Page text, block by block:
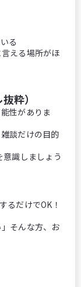
る
える場所がほ
粋）
性がありま
談だけの目的
意識しましょう
るだけでOK！
そんな方、お